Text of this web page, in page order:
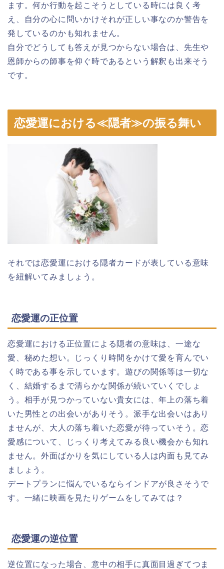
ます。何か行動を起こそうとしている時には良く考
え、自分の心に問いかけそれが正しい事なのか警告を
発しているのかも知れません。
自分でどうしても答えが見つからない場合は、先生や
恩師からの師事を仰ぐ時であるという解釈も出来そう
です。
恋愛運における≪隠者≫の振る舞い
それでは恋愛運における隠者カードが表している意味
を紐解いてみましょう。
恋愛運の正位置
恋愛運における正位置による隠者の意味は、一途な
愛、秘めた想い。じっくり時間をかけて愛を育んでい
く時である事を示しています。遊びの関係等は一切な
く、結婚するまで清らかな関係が続いていくでしょ
う。相手が見つかっていない貴女には、年上の落ち着
いた男性との出会いがありそう。派手な出会いはあり
ませんが、大人の落ち着いた恋愛が待っていそう。恋
愛感について、じっくり考えてみる良い機会かも知れ
ません。外面ばかりを気にしている人は内面も見てみ
ましょう。
デートプランに悩んでいるならインドアが良さそうで
す。一緒に映画を見たりゲームをしてみては？
恋愛運の逆位置
逆位置になった場合、意中の相手に真面目過ぎてつま